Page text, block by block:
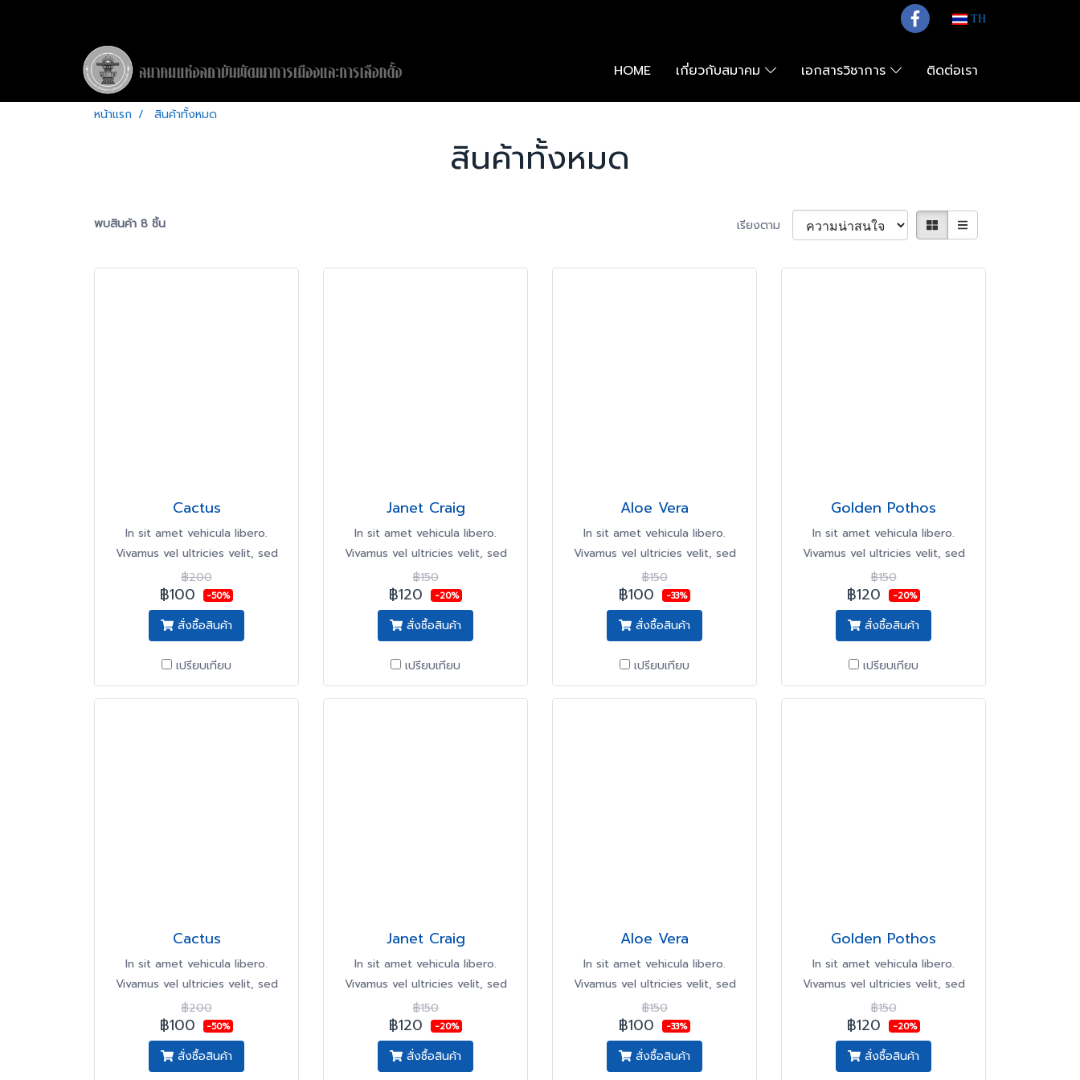
TH
HOME เกี่ยวกับสมาคม เอกสารวิชาการ ติดต่อเรา
หน้าแรก สินค้าทั้งหมด
สินค้าทั้งหมด
พบสินค้า 8 ชิ้น เรียงตาม
Cactus
In sit amet vehicula libero.
Vivamus vel ultricies velit, sed
fringilla elit.
฿200
฿100 -50%
สั่งซื้อสินค้า
เปรียบเทียบ
Janet Craig
In sit amet vehicula libero.
Vivamus vel ultricies velit, sed
fringilla elit.
฿150
฿120 -20%
สั่งซื้อสินค้า
เปรียบเทียบ
Aloe Vera
In sit amet vehicula libero.
Vivamus vel ultricies velit, sed
fringilla elit.
฿150
฿100 -33%
สั่งซื้อสินค้า
เปรียบเทียบ
Golden Pothos
In sit amet vehicula libero.
Vivamus vel ultricies velit, sed
fringilla elit.
฿150
฿120 -20%
สั่งซื้อสินค้า
เปรียบเทียบ
Cactus
In sit amet vehicula libero.
Vivamus vel ultricies velit, sed
fringilla elit.
฿200
฿100 -50%
สั่งซื้อสินค้า
Janet Craig
In sit amet vehicula libero.
Vivamus vel ultricies velit, sed
fringilla elit.
฿150
฿120 -20%
สั่งซื้อสินค้า
Aloe Vera
In sit amet vehicula libero.
Vivamus vel ultricies velit, sed
fringilla elit.
฿150
฿100 -33%
สั่งซื้อสินค้า
Golden Pothos
In sit amet vehicula libero.
Vivamus vel ultricies velit, sed
fringilla elit.
฿150
฿120 -20%
สั่งซื้อสินค้า